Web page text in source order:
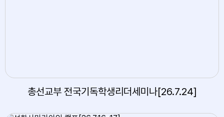
총선교부 전국기독학생리더세미나[26.7.24]